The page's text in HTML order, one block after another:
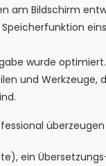
am Bildschirm
wurde optimiert.
und Werkzeuge,
ein